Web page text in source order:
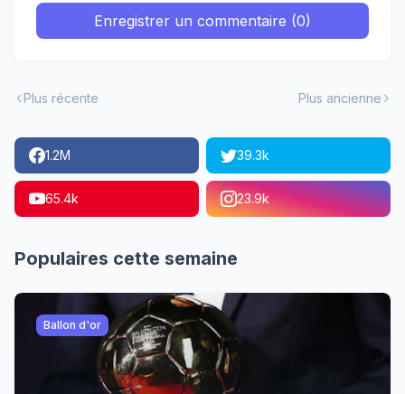
Enregistrer un commentaire (0)
Plus récente Plus ancienne
1.2M 39.3k
65.4k 23.9k
Populaires cette semaine
Ballon d'or